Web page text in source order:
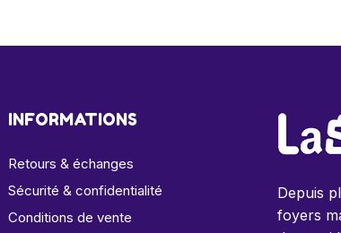
INFORMATIONS
Retours & échanges
Sécurité & confidentialité
Conditions de vente
Depuis
foyers